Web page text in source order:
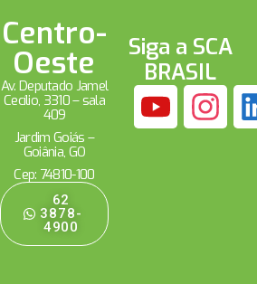
Centro-
Oeste
Av. Deputado Jamel
Cecílio, 3310 – sala
409
Jardim Goiás –
Goiânia, GO
Cep: 74810-100
62
3878-
4900
Siga a SCA
BRASIL